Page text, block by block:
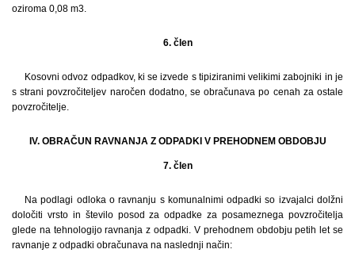
oziroma 0,08 m3.
6. člen
Kosovni odvoz odpadkov, ki se izvede s tipiziranimi velikimi zabojniki in je
s strani povzročiteljev naročen dodatno, se obračunava po cenah za ostale
povzročitelje.
IV. OBRAČUN RAVNANJA Z ODPADKI V PREHODNEM OBDOBJU
7. člen
Na podlagi odloka o ravnanju s komunalnimi odpadki so izvajalci dolžni
določiti vrsto in število posod za odpadke za posameznega povzročitelja
glede na tehnologijo ravnanja z odpadki. V prehodnem obdobju petih let se
ravnanje z odpadki obračunava na naslednji način: